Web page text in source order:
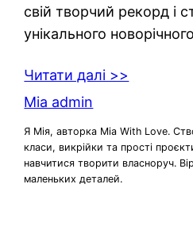
свій творчий рекорд і
унікального
Читати далі >>
Mia admin
Я Мія, авторка Mia With Love.
класи, викрійки та прості
навчитися творити власноруч.
маленьких деталей.